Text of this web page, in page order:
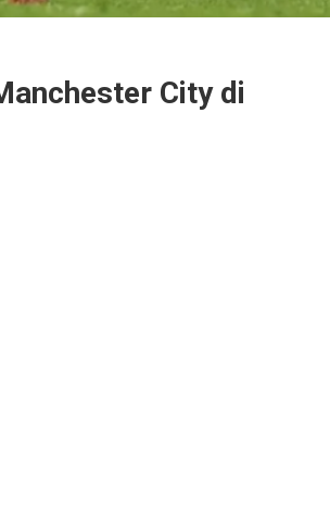
City di